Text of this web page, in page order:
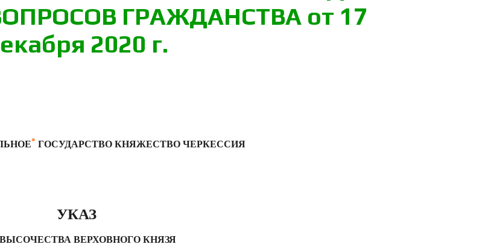
ГРАЖ­ДАНС­ТВА от 17
2020 г.
* ГОСУДАРСТВО КНЯЖЕСТВО ЧЕРКЕССИЯ
УКАЗ
ВЕРХОВНОГО КНЯЗЯ